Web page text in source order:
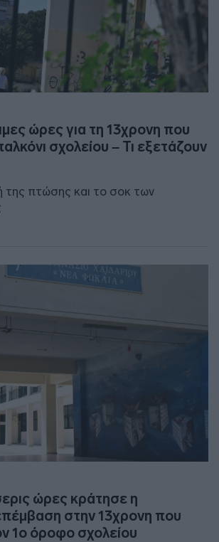
ώρες για τη 13χρονη που
σχολείου – Τι εξετάζουν
της πτώσης και το σοκ των
ώρες κράτησε η
στην 13χρονη που
1ο όροφο σχολείου